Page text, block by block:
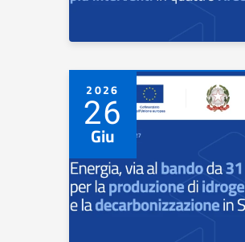
2026
26
Giu